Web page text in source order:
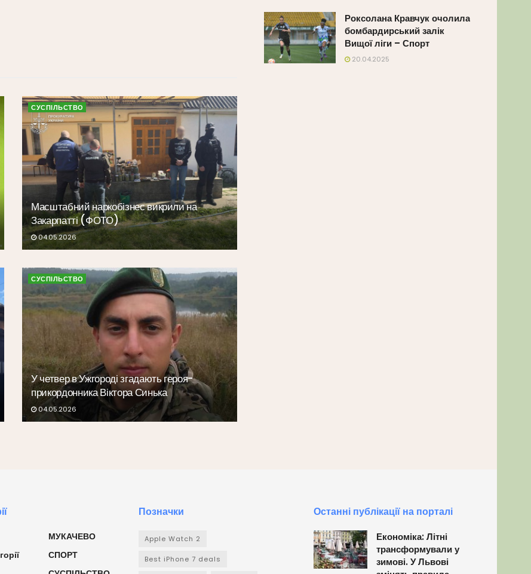
СУСПІЛЬСТВО
Масштабний наркобізнес викрили на
Закарпатті (ФОТО)
04.05.2026
СУСПІЛЬСТВО
У четвер в Ужгороді згадають героя-
прикордонника Віктора Синька
04.05.2026
Роксолана Кравчук очолила
бомбардирський залік
Вищої ліги – Спорт
20.04.2025
МУКАЧЕВО
СПОРТ
Позначки
Apple Watch 2
Best iPhone 7 deals
Останні публікації на порталі
Економіка: Літні
трансформували у
зимові. У Львові